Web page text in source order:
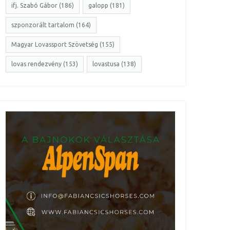
ifj. Szabó Gábor (186) galopp (181)
szponzorált tartalom (164)
Magyar Lovassport Szövetség (155)
lovas rendezvény (153) lovastusa (138)